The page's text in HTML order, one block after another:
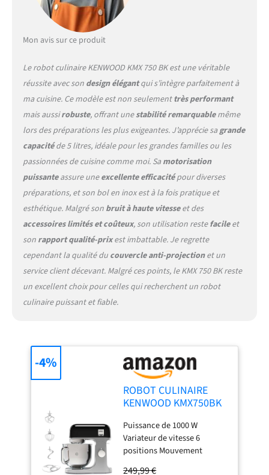
Mon avis sur ce produit
Le robot culinaire KENWOOD KMX 750 BK est une véritable
réussite avec son design élégantqui s’intègre parfaitement à
ma cuisine. Ce modèle est non seulementtrès performant
mais aussirobuste, offrant unestabilité remarquablemême
lors des préparations les plus exigeantes. J’apprécie sagrande
capacitéde 5 litres, idéale pour les grandes familles ou les
passionnées de cuisine comme moi. Samotorisation
puissanteassure uneexcellente efficacitépour diverses
préparations, et son bol en inox est à la fois pratique et
esthétique. Malgré son bruit à haute vitesseet des
accessoires limités et coûteux, son utilisation restefacileet
son rapport qualité-prixest imbattable. Je regrette
cependant la qualité du couvercle anti-projectionet un
service client décevant. Malgré ces points, le KMX 750 BK reste
un excellent choix pour celles qui recherchent un robot
culinaire puissant et fiable.
ROBOT CULINAIRE
KENWOOD KMX750BK
Puissance de 1000 W
Variateur de vitesse 6
positions Mouvement
249,99 €
-4%